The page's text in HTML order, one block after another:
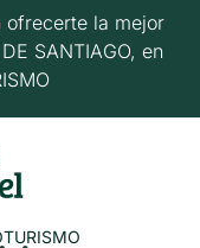
ofrecerte la mejor
SANTIAGO, en